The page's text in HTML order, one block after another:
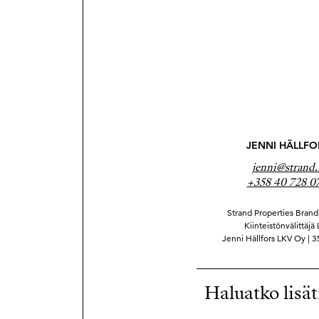
JENNI
+358 40 728
Strand Properties
Kiinteistönvälittäjä
Jenni Hällfors LKV Oy |
Haluatko